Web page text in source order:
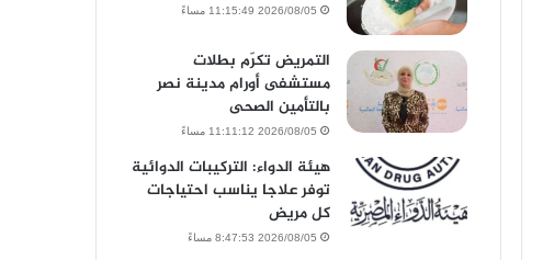
2026/08/05 11:15:49 مساءً
التمريض تكرّم بطلات
مستشفى أورام مدينة نصر
بالتأمين الصحى
2026/08/05 11:11:12 مساءً
هيئة الدواء: التركيبات الدوائية
توفر علاجا يناسب احتياجات
كل مريض
2026/08/05 8:47:53 مساءً